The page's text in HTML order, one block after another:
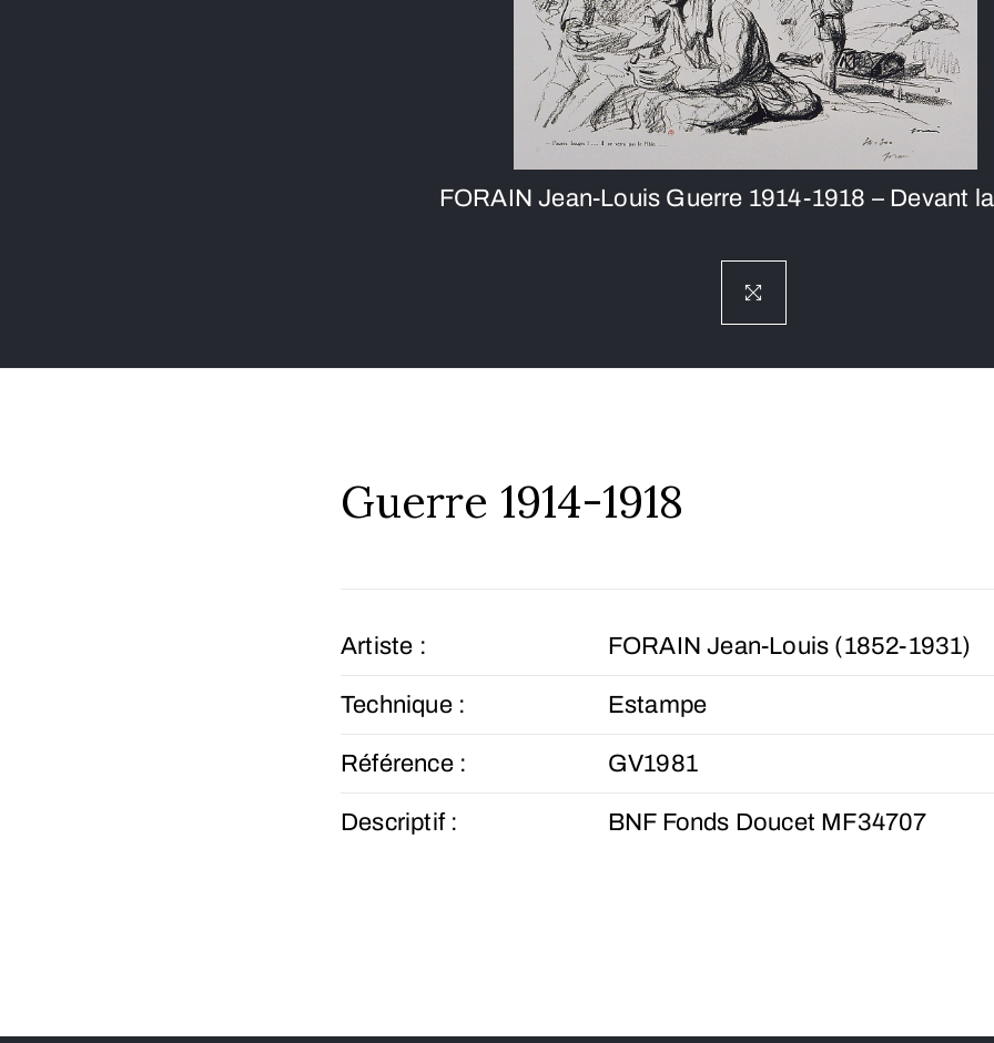
FORAIN Jean-Louis Guerre 1914-1918 – Devant
Guerre 1914-1918
Artiste : FORAIN Jean-Louis (1852-1931)
Technique : Estampe
Référence : GV1981
Descriptif : BNF Fonds Doucet MF34707